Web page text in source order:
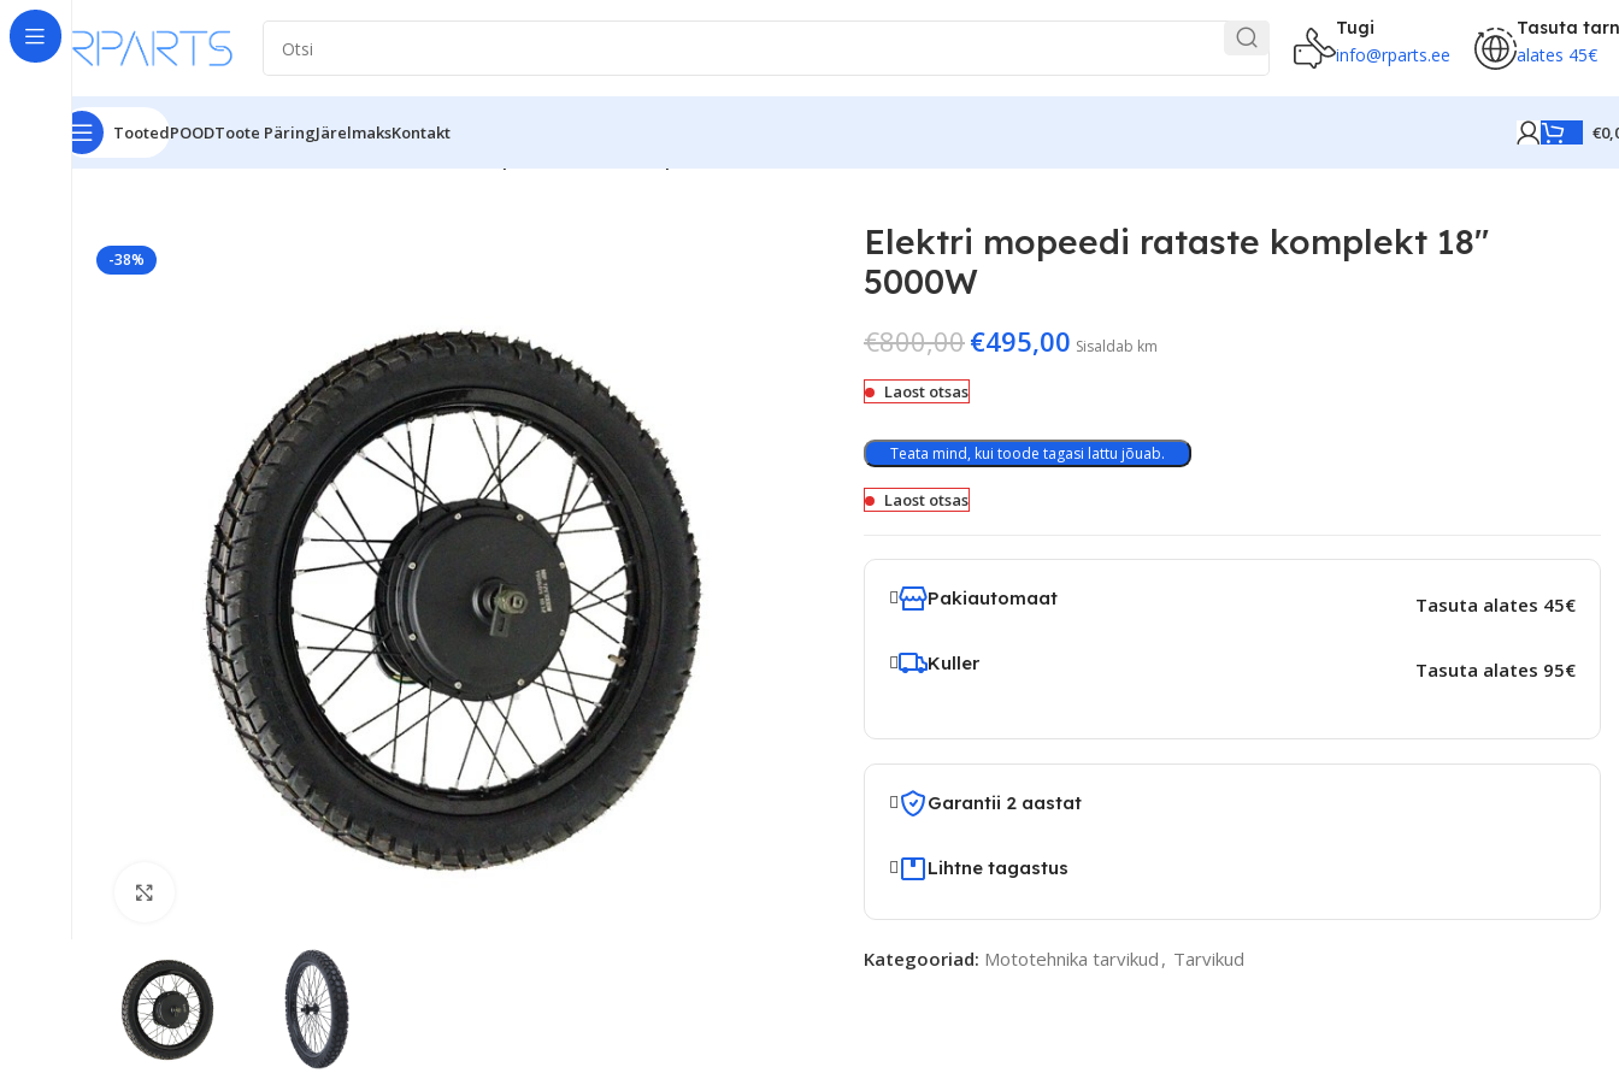
Tugi
info@rparts.ee
Tasuta
alates 45€
TootedPOODToote PäringJärelmaksKontakt €
Esileht Tarvikud
-38%
Elektri mopeedi rataste komplekt 18″
5000W
€800,00€495,00 Sisaldab km
Laost otsas
Teata mind, kui toode tagasi lattu jõuab.
Laost otsas
Pakiautomaat Tasuta alates 45€
Kuller Tasuta alates 95€
Garantii 2 aastat
Lihtne tagastus
Kategooriad: Mototehnika tarvikud , Tarvikud